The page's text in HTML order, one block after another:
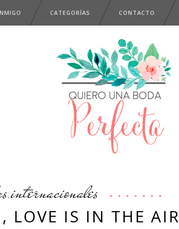
CATEGORÍAS CONTACTO
,internacionales
LOVE IS IN THE AIR